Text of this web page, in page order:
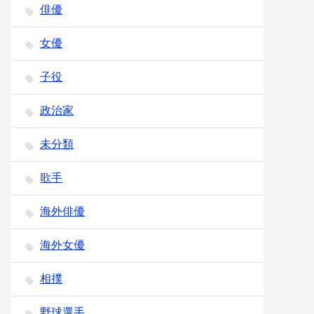
俳優
女優
子役
政治家
未分類
歌手
海外俳優
海外女優
相撲